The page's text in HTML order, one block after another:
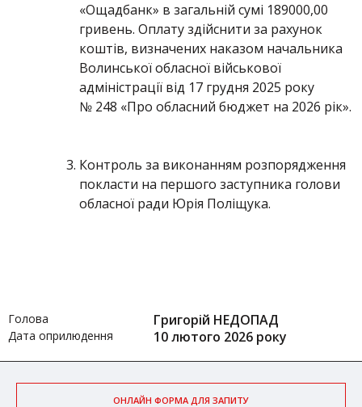
«Ощадбанк» в загальній сумі 189000,00
гривень. Оплату здійснити за рахунок
коштів, визначених наказом начальника
Волинської обласної військової
адміністрації від 17 грудня 2025 року
№ 248 «Про обласний бюджет на 2026 рік».
Контроль за виконанням розпорядження
покласти на першого заступника голови
обласної ради Юрія Поліщука.
Голова Григорій НЕДОПАД
Дата оприлюдення 10 лютого 2026 року
ОНЛАЙН ФОРМА ДЛЯ ЗАПИТУ